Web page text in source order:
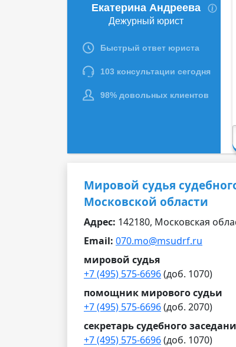
Мировой судья
Московской области
Адрес: 142180, Московская
Email: 070.mo@msudrf.ru
мировой судья
+7 (495) 575-6696(доб. 1070)
помощник мирового судьи
+7 (495) 575-6696(доб. 2070)
секретарь судебного
+7 (495) 575-6696(доб. 1070)